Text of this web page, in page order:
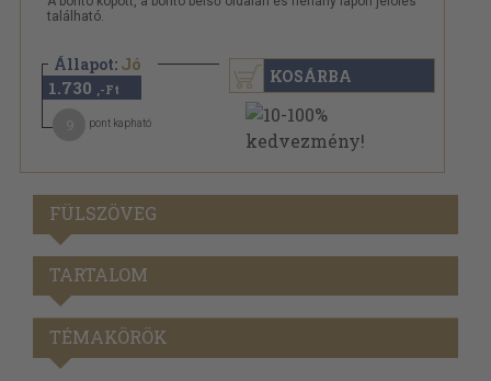
található.
Állapot: Jó
1.730 ,-Ft
pont kapható
KOSÁRBA
FÜLSZÖVEG
TARTALOM
TÉMAKÖRÖK